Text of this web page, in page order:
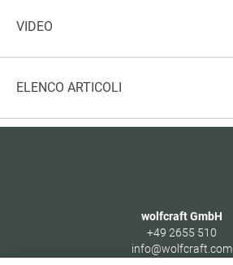
VIDEO
ELENCO ARTICOLI
wolfcraft GmbH
+49 2655 510
info@wolfcraft.com